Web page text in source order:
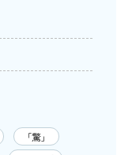
「驚」